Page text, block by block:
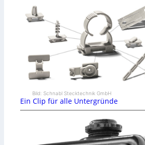
Bild: Schnabl Stecktechnik GmbH
Ein Clip für alle Untergründe